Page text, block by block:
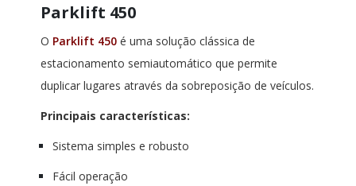
Parklift 450
O Parklift 450é uma solução clássica de
estacionamento semiautomático que permite
duplicar lugares através da sobreposição de veículos.
Principais características:
Sistema simples e robusto
Fácil operação